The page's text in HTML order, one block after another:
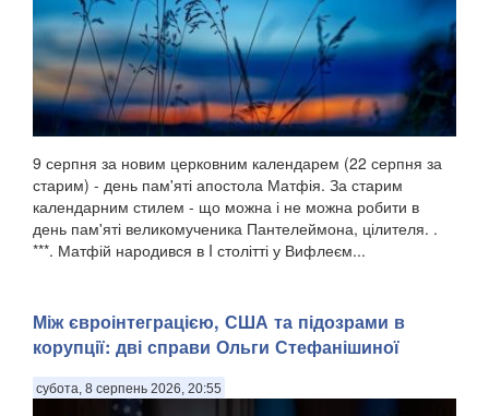
9 серпня за новим церковним календарем (22 серпня за
старим) - день пам'яті апостола Матфія. За старим
календарним стилем - що можна і не можна робити в
день пам'яті великомученика Пантелеймона, цілителя. .
***. Матфій народився в I столітті у Вифлеєм...
Між євроінтеграцією, США та підозрами в
корупції: дві справи Ольги Стефанішиної
субота, 8 серпень 2026, 20:55